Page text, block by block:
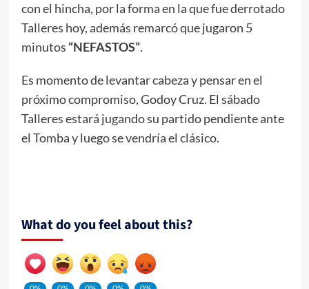
con el hincha, por la forma en la que fue derrotado
Talleres hoy, además remarcó que jugaron 5
minutos “NEFASTOS”.
Es momento de levantar cabeza y pensar en el
próximo compromiso, Godoy Cruz. El sábado
Talleres estará jugando su partido pendiente ante
el Tomba y luego se vendría el clásico.
What do you feel about this?